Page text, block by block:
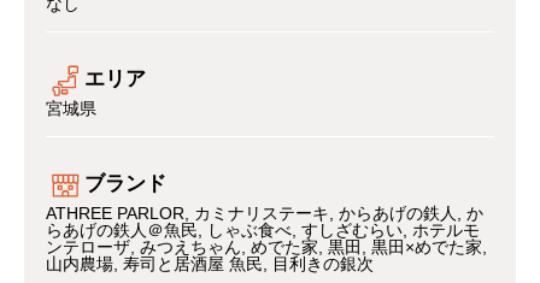
エリア
宮城県
ブランド
ATHREE PARLOR カミナリステーキ からあげの鉄人
か
らあげの鉄人＠魚民
しゃぶ食べ すしざむらい ホテルモ
ンテローザ みつえちゃん めでた家 黒田
黒田×めでた家
山内農場 寿司と居酒屋 魚民 目利きの銀次